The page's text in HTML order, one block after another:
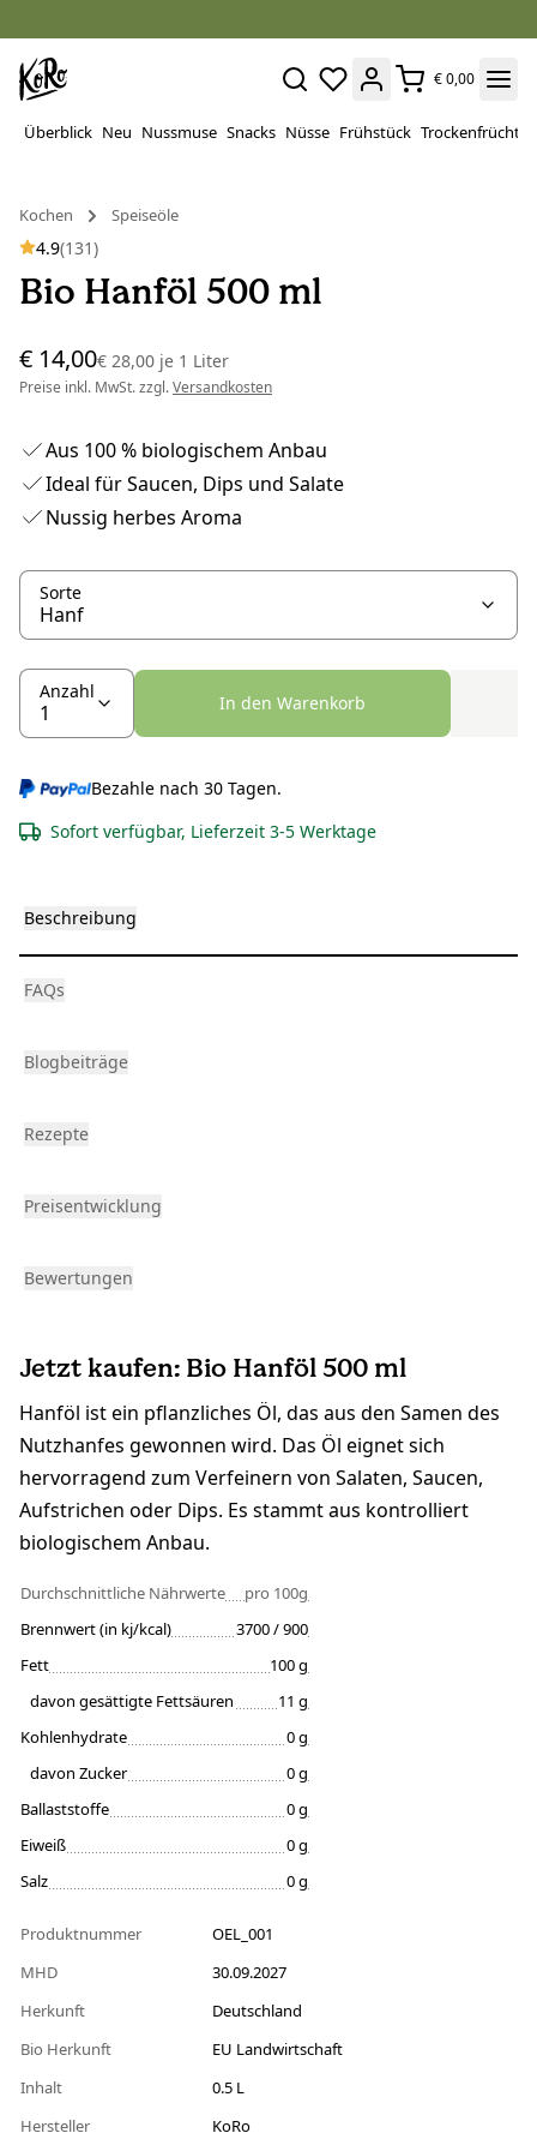
€ 0,00
Überblick Neu Nussmuse Snacks Nüsse Frühstück Trockenfrüchte
Kochen
Speiseöle
4.9(131)
Bio Hanföl 500 ml
€ 14,00€ 28,00 je 1 Liter
Preise inkl. MwSt. zzgl.Versandkosten
Aus 100 % biologischem Anbau
Ideal für Saucen, Dips und Salate
Nussig herbes Aroma
Sorte
Anzahl
In den Warenkorb
Bezahle nach 30 Tagen.
Sofort verfügbar, Lieferzeit 3-5 Werktage
Beschreibung
FAQs
Blogbeiträge
Rezepte
Preisentwicklung
Bewertungen
Jetzt kaufen: Bio Hanföl 500 ml
Hanföl ist ein pflanzliches Öl, das aus den Samen des
Nutzhanfes gewonnen wird. Das Öl eignet sich
hervorragend zum Verfeinern von Salaten, Saucen,
Aufstrichen oder Dips. Es stammt aus kontrolliert
biologischem Anbau.
Durchschnittliche Nährwerte
pro 100g
Brennwert (in kj/kcal)
3700 / 900
Fett
100 g
davon gesättigte Fettsäuren
11 g
Kohlenhydrate
0 g
davon Zucker
0 g
Ballaststoffe
0 g
Eiweiß
0 g
Salz
0 g
Produktnummer
OEL_001
MHD
30.09.2027
Herkunft
Deutschland
Bio Herkunft
EU Landwirtschaft
Inhalt
0.5 L
Hersteller
KoRo